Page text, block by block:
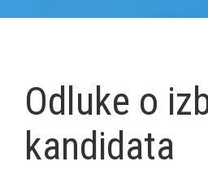
Odluke o
kandidata